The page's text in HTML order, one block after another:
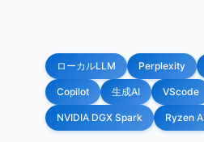
ローカルLLM Perplexity
Copilot 生成AI VScode
NVIDIA DGX Spark Ryzen